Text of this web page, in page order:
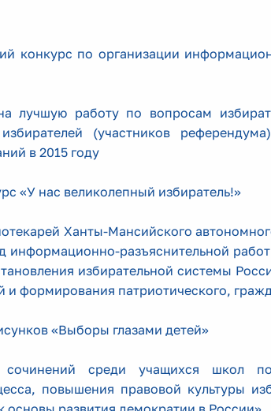
конкурс по организации
лучшую работу по вопросам
(участников
в 2015 году
«У нас великолепный избиратель!»
Ханты-Мансийского
разъяснительной
избирательной системы
и формирования патриотического,
«Выборы глазами детей»
среди учащихся школ
повышения правовой культуры